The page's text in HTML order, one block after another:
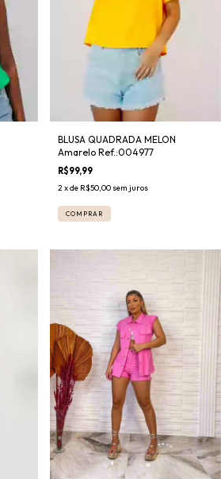
BLUSA QUADRADA MELON
Amarelo Ref.:004977
R$99,99
2x de R$50,00 sem juros
COMPRAR